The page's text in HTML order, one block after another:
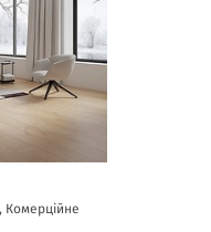
Комерційне